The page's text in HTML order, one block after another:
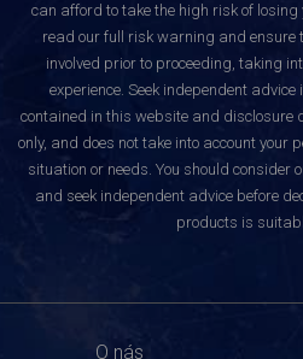
can afford to take the high risk of losing
read our full risk warning and ensure
involved prior to proceeding, taking
experience. Seek independent
contained in this website and disclosure
only, and does not take into account your
situation or needs. You should consider
and seek independent advice before
products is
O nás